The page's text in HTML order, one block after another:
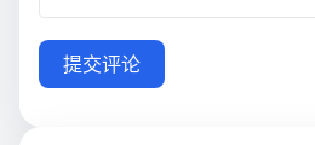
提交评论